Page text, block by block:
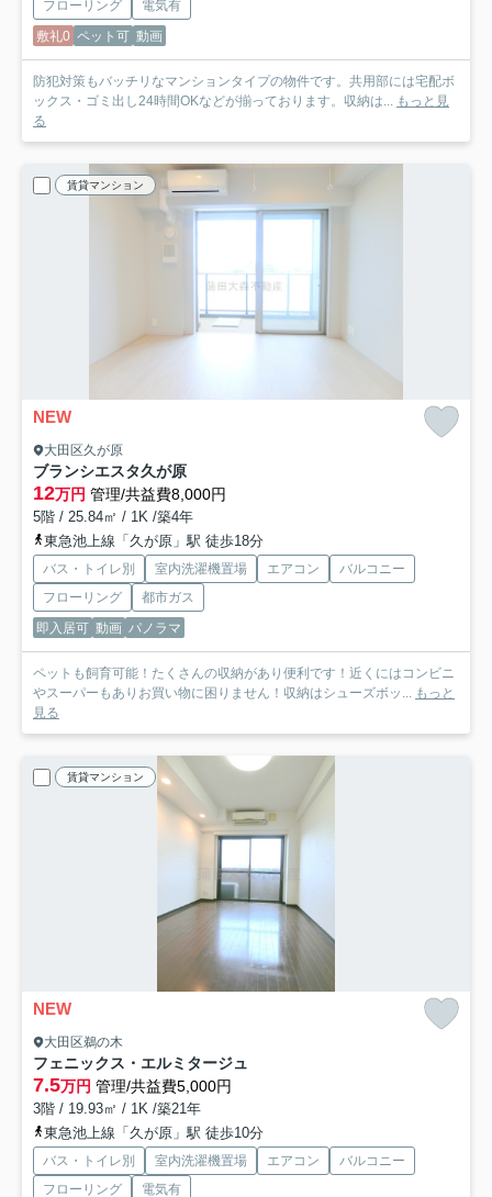
フローリング
電気有
敷礼0 ペット可 動画
防犯対策もバッチリなマンションタイプの物件です。共用部には宅配ボ
ックス・ゴミ出し24時間OKなどが揃っております。収納は... もっと見
る
賃貸マンション
NEW
大田区久が原
ブランシエスタ久が原
12万円 管理/共益費8,000円
5階 / 25.84㎡ / 1K /築4年
東急池上線「久が原」駅 徒歩18分
バス・トイレ別 室内洗濯機置場 エアコン
バルコニー
フローリング
都市ガス
即入居可 動画 パノラマ
ペットも飼育可能！たくさんの収納があり便利です！近くにはコンビニ
やスーパーもありお買い物に困りません！収納はシューズボッ... もっと
見る
賃貸マンション
NEW
大田区鵜の木
フェニックス・エルミタージュ
7.5万円 管理/共益費5,000円
3階 / 19.93㎡ / 1K /築21年
東急池上線「久が原」駅 徒歩10分
バス・トイレ別 室内洗濯機置場 エアコン
バルコニー
フローリング
電気有